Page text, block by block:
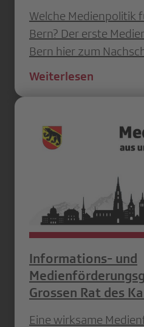
Welche Medienpolitik
Bern? Der erste
Bern hier zum
Weiterlesen
Informations- und
Grossen Rat des
Eine wirksame